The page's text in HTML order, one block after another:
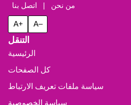
من نحن | اتصل بنا
A+ A–
التنقل
الرئيسية
كل الصفحات
سياسة ملفات تعريف الارتباط
سياسة الخصوصية